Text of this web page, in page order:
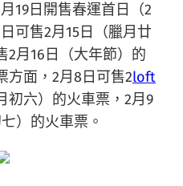
19日開售春運首日（2
可售2月15日（臘月廿
2月16日（大年節）的
方面，2月8日可售2loft
初六）的火車票，2月9
）的火車票。